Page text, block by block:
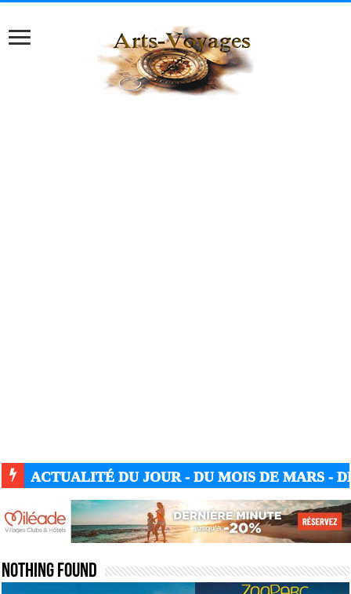
ACTUALITÉ DU JOUR - DU MOIS DE MARS -
Nothing Found